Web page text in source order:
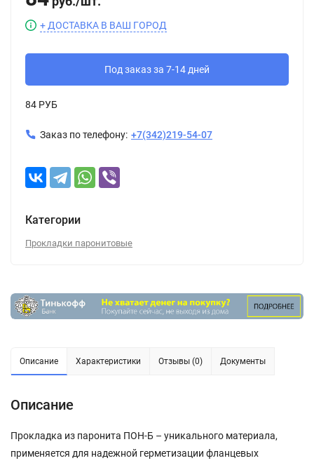
+ ДОСТАВКА В ВАШ ГОРОД
Под заказ за 7-14 дней
84 РУБ
Заказ по телефону: +7(342)219-54-07
Категории
Прокладки паронитовые
Описание Характеристики Отзывы (0) Документы
Описание
Прокладка из паронита ПОН-Б – уникального материала,
применяется для надежной герметизации фланцевых